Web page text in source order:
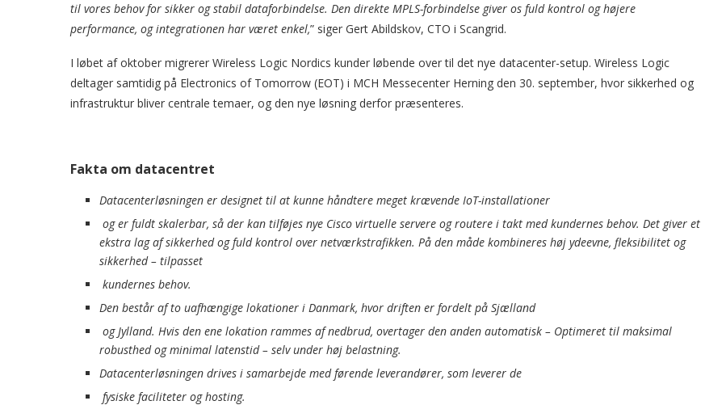
til vores behov for sikker og stabil dataforbindelse. Den direkte MPLS-forbindelse giver os fuld kontrol og højere
performance, og integrationen har været enkel,” siger Gert Abildskov, CTO i Scangrid.
I løbet af oktober migrerer Wireless Logic Nordics kunder løbende over til det nye datacenter-setup. Wireless Logic
deltager samtidig på Electronics of Tomorrow (EOT) i MCH Messecenter Herning den 30. september, hvor sikkerhed og
infrastruktur bliver centrale temaer, og den nye løsning derfor præsenteres.
Fakta om datacentret
Datacenterløsningen er designet til at kunne håndtere meget krævende IoT-installationer
og er fuldt skalerbar, så der kan tilføjes nye Cisco virtuelle servere og routere i takt med kundernes behov. Det giver et
ekstra lag af sikkerhed og fuld kontrol over netværkstrafikken. På den måde kombineres høj ydeevne, fleksibilitet og
sikkerhed – tilpasset
kundernes behov.
Den består af to uafhængige lokationer i Danmark, hvor driften er fordelt på Sjælland
og Jylland. Hvis den ene lokation rammes af nedbrud, overtager den anden automatisk – Optimeret til maksimal
robusthed og minimal latenstid – selv under høj belastning.
Datacenterløsningen drives i samarbejde med førende leverandører, som leverer de
fysiske faciliteter og hosting.